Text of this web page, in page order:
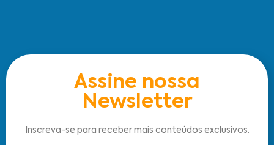
Assine nossa
Newsletter
Inscreva-se para receber mais conteúdos exclusivos.